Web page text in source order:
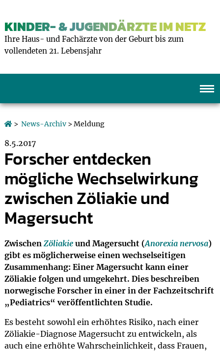
KINDER- & JUGENDÄRZTE IM NETZ
Ihre Haus- und Fachärzte von der Geburt bis zum
vollendeten 21. Lebensjahr
> News-Archiv> Meldung
8.5.2017
Forscher entdecken
mögliche Wechselwirkung
zwischen Zöliakie und
Magersucht
ZwischenZöliakieund Magersucht (Anorexia nervosa)
gibt es möglicherweise einen wechselseitigen
Zusammenhang: Einer Magersucht kann einer
Zöliakie folgen und umgekehrt. Dies beschreiben
norwegische Forscher in einer in der Fachzeitschrift
„Pediatrics“ veröffentlichten Studie.
Es besteht sowohl ein erhöhtes Risiko, nach einer
Zöliakie-Diagnose Magersucht zu entwickeln, als
auch eine erhöhte Wahrscheinlichkeit, dass Frauen,